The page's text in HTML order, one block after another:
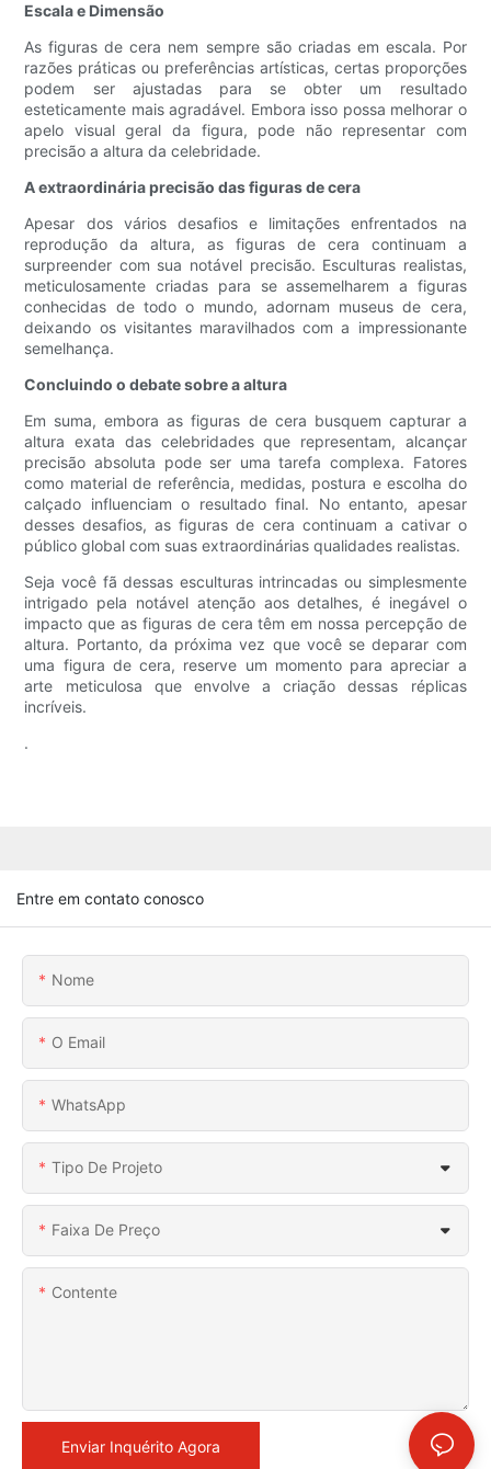
Escala e Dimensão
As figuras de cera nem sempre são criadas em escala. Por
razões práticas ou preferências artísticas, certas proporções
podem ser ajustadas para se obter um resultado
esteticamente mais agradável. Embora isso possa melhorar o
apelo visual geral da figura, pode não representar com
precisão a altura da celebridade.
A extraordinária precisão das figuras de cera
Apesar dos vários desafios e limitações enfrentados na
reprodução da altura, as figuras de cera continuam a
surpreender com sua notável precisão. Esculturas realistas,
meticulosamente criadas para se assemelharem a figuras
conhecidas de todo o mundo, adornam museus de cera,
deixando os visitantes maravilhados com a impressionante
semelhança.
Concluindo o debate sobre a altura
Em suma, embora as figuras de cera busquem capturar a
altura exata das celebridades que representam, alcançar
precisão absoluta pode ser uma tarefa complexa. Fatores
como material de referência, medidas, postura e escolha do
calçado influenciam o resultado final. No entanto, apesar
desses desafios, as figuras de cera continuam a cativar o
público global com suas extraordinárias qualidades realistas.
Seja você fã dessas esculturas intrincadas ou simplesmente
intrigado pela notável atenção aos detalhes, é inegável o
impacto que as figuras de cera têm em nossa percepção de
altura. Portanto, da próxima vez que você se deparar com
uma figura de cera, reserve um momento para apreciar a
arte meticulosa que envolve a criação dessas réplicas
incríveis.
.
Entre em contato conosco
Nome
O Email
WhatsApp
Tipo De Projeto
Faixa De Preço
Contente
Enviar Inquérito Agora